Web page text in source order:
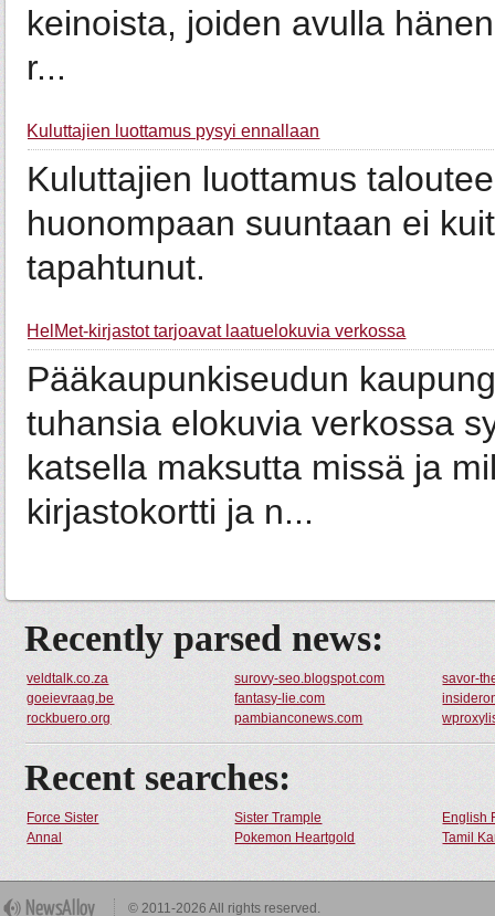
keinoista, joiden avulla
r...
Kuluttajien luottamus pysyi ennallaan
Kuluttajien luottamus
huonompaan suuntaan ei
tapahtunut.
HelMet-kirjastot tarjoavat laatuelokuvia verkossa
Pääkaupunkiseudun
tuhansia elokuvia verkossa
katsella maksutta missä ja
kirjastokortti ja n...
Recently parsed news:
veldtalk.co.za surovy-seo.blogspot.com
savor-
goeievraag.be
fantasy-lie.com
rockbuero.org
pambianconews.com
Recent searches:
Force Sister Sister Trample
English
Annal
Pokemon Heartgold Tamil
© 2011-2026 All rights reserved.